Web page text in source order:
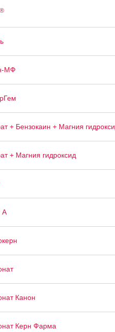
®
МФ
+ Бензокаин + Магния
+ Магния гидроксид
А
Канон
Керн Фарма